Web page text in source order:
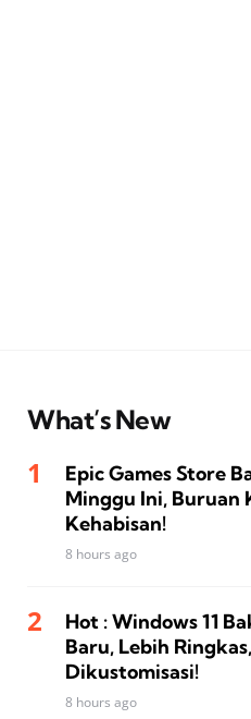
What’s New
Epic Games Store
Minggu Ini, Buruan
Kehabisan!
8 hours ago
Hot : Windows 11
Baru, Lebih
Dikustomisasi!
8 hours ago